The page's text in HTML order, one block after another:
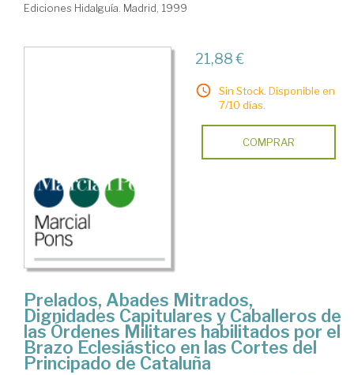
Ediciones Hidalguía. Madrid, 1999
21,88 €
Sin Stock. Disponible en
7/10 días.
COMPRAR
Prelados, Abades Mitrados,
Dignidades Capitulares y Caballeros de
las Órdenes Militares habilitados por el
Brazo Eclesiástico en las Cortes del
Principado de Cataluña